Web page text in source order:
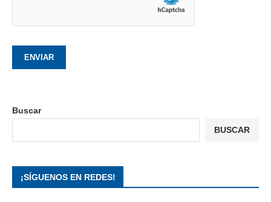
Buscar
BUSCAR
¡SÍGUENOS EN REDES!